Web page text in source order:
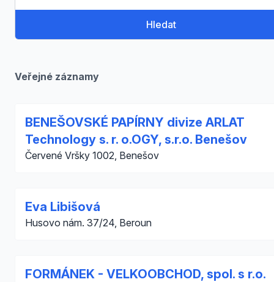
Hledat
Veřejné záznamy
BENEŠOVSKÉ PAPÍRNY divize ARLAT
Technology s. r. o.OGY, s.r.o. Benešov
Červené Vršky 1002, Benešov
Eva Libišová
Husovo nám. 37/24, Beroun
FORMÁNEK - VELKOOBCHOD, spol. s r.o.